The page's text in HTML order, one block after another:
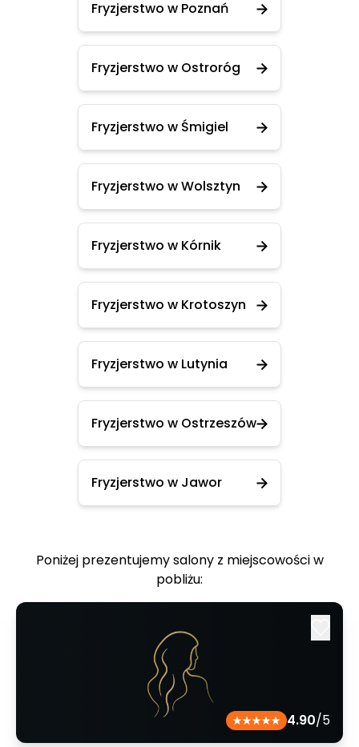
Fryzjerstwo w Poznań
Fryzjerstwo w Ostroróg
Fryzjerstwo w Śmigiel
Fryzjerstwo w Wolsztyn
Fryzjerstwo w Kórnik
Fryzjerstwo w Krotoszyn
Fryzjerstwo w Lutynia
Fryzjerstwo w Ostrzeszów
Fryzjerstwo w Jawor
Poniżej prezentujemy salony z miejscowości w
pobliżu:
4.90/5